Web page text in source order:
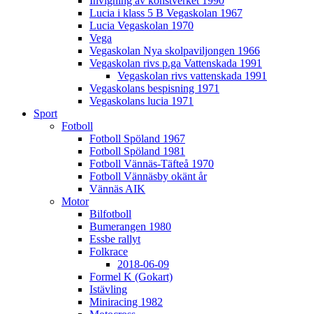
Lucia i klass 5 B Vegaskolan 1967
Lucia Vegaskolan 1970
Vega
Vegaskolan Nya skolpaviljongen 1966
Vegaskolan rivs p.ga Vattenskada 1991
Vegaskolan rivs vattenskada 1991
Vegaskolans bespisning 1971
Vegaskolans lucia 1971
Sport
Fotboll
Fotboll Spöland 1967
Fotboll Spöland 1981
Fotboll Vännäs-Täfteå 1970
Fotboll Vännäsby okänt år
Vännäs AIK
Motor
Bilfotboll
Bumerangen 1980
Essbe rallyt
Folkrace
2018-06-09
Formel K (Gokart)
Istävling
Miniracing 1982